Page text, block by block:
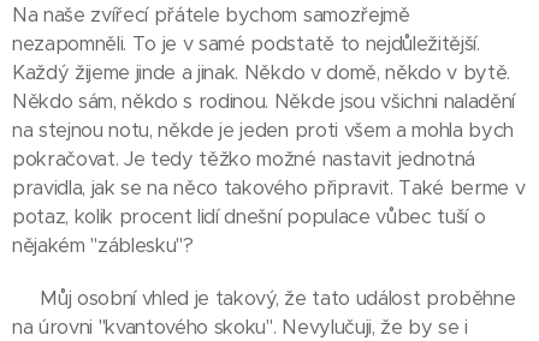
Na naše zvířecí přátele bychom samozřejmě
nezapomněli. To je v samé podstatě to nejdůležitější.
Každý žijeme jinde a jinak. Někdo v domě, někdo v bytě.
Někdo sám, někdo s rodinou. Někde jsou všichni naladění
na stejnou notu, někde je jeden proti všem a mohla bych
pokračovat. Je tedy těžko možné nastavit jednotná
pravidla, jak se na něco takového připravit. Také berme v
potaz, kolik procent lidí dnešní populace vůbec tuší o
nějakém "záblesku"?
Můj osobní vhled je takový, že tato událost proběhne
na úrovni "kvantového skoku". Nevylučuji, že by se i